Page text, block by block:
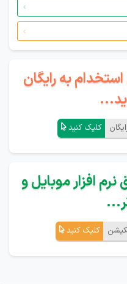
به رایگان
کلیک کنید
افزار موبایل و
کلیک کنید